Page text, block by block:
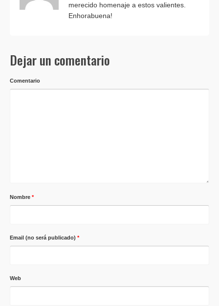
merecido homenaje a estos valientes.
Enhorabuena!
Dejar un comentario
Comentario
Nombre *
Email (no será publicado) *
Web